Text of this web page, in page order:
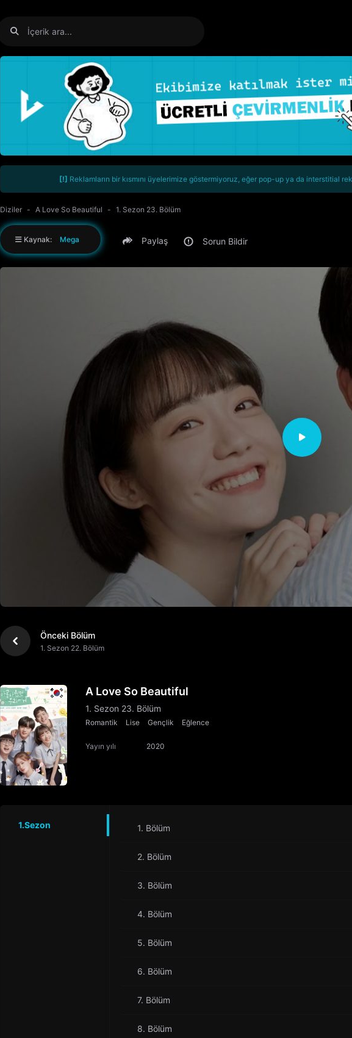
[!] Reklamların bir kısmını üyelerimize göstermiyoruz, eğer pop-up ya da interstitial
Diziler A Love So Beautiful 1. Sezon 23. Bölüm
Kaynak: Mega Paylaş Sorun Bildir
Önceki Bölüm
1. Sezon 22. Bölüm
A Love So Beautiful
1. Sezon 23. Bölüm
Romantik Lise Gençlik Eğlence
Yayın yılı 2020
1.Sezon 1. Bölüm
2. Bölüm
3. Bölüm
4. Bölüm
5. Bölüm
6. Bölüm
7. Bölüm
8. Bölüm